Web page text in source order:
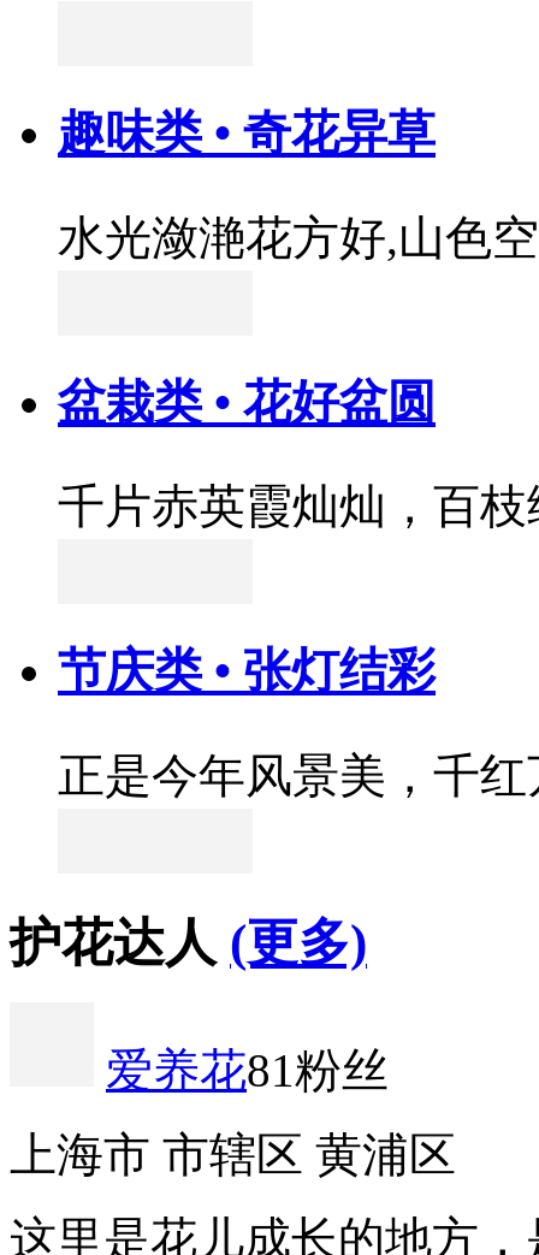
趣味类 • 奇花异草
水光潋滟花方好,山色
盆栽类 • 花好盆圆
千片赤英霞灿灿，百
节庆类 • 张灯结彩
正是今年风景美，千
护花达人 (更多)
爱养花81粉丝
上海市 市辖区 黄浦区
这里是花儿成长的地方